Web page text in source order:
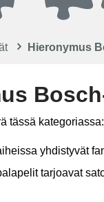
Hieronymus
tässä
yhdistyvät
tarjoavat